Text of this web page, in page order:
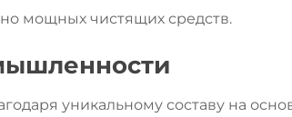
но мощных чистящих средств.
уникальному составу на